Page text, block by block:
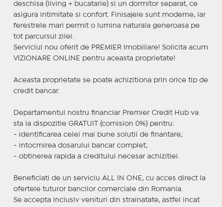
deschisa (living + bucatarie) si un dormitor separat, ce
asigura intimitate si confort. Finisajele sunt moderne, iar
ferestrele mari permit o lumina naturala generoasa pe
tot parcursul zilei.
Serviciul nou oferit de PREMIER Imobiliare! Solicita acum
VIZIONARE ONLINE pentru aceasta proprietate!
Aceasta proprietate se poate achizitiona prin orice tip de
credit bancar.
Departamentul nostru financiar Premier Credit Hub va
sta la dispozitie GRATUIT (comision 0%) pentru:
- identificarea celei mai bune solutii de finantare;
- intocmirea dosarului bancar complet;
- obtinerea rapida a creditului necesar achizitiei.
Beneficiati de un serviciu ALL IN ONE, cu acces direct la
ofertele tuturor bancilor comerciale din Romania.
Se accepta inclusiv venituri din strainatate, astfel incat